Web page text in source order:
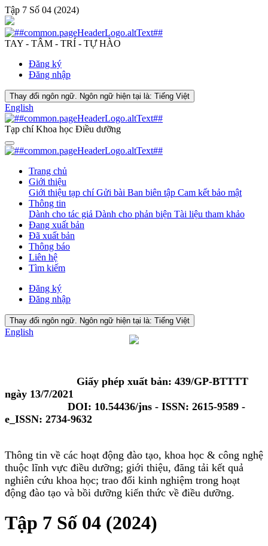
Tập 7 Số 04 (2024)
TAY - TÂM - TRÍ - TỰ HÀO
Đăng ký
Đăng nhập
Thay đổi ngôn ngữ. Ngôn ngữ hiện tại là: Tiếng Việt
English
Tạp chí Khoa học Điều dưỡng
Trang chủ
Giới thiệu
Giới thiệu tạp chíGửi bài Ban biên tập Cam kết bảo mật
Thông tin
Dành cho tác giả Dành cho phản biện Tài liệu tham khảo
Đang xuất bản
Đã xuất bản
Thông báo
Liên hệ
Tìm kiếm
Đăng ký
Đăng nhập
Thay đổi ngôn ngữ. Ngôn ngữ hiện tại là: Tiếng Việt
English
Giấy phép xuất bản: 439/GP-BTTTT
ngày 13/7/2021
DOI: 10.54436/jns - ISSN: 2615-9589 -
e_ISSN: 2734-9632
Thông tin về các hoạt động đào tạo, khoa học & công nghệ
thuộc lĩnh vực điều dưỡng; giới thiệu, đăng tải kết quả
nghiên cứu khoa học; trao đổi kinh nghiệm trong hoạt
động đào tạo và bồi dưỡng kiến thức về điều dưỡng.
Tập 7 Số 04 (2024)